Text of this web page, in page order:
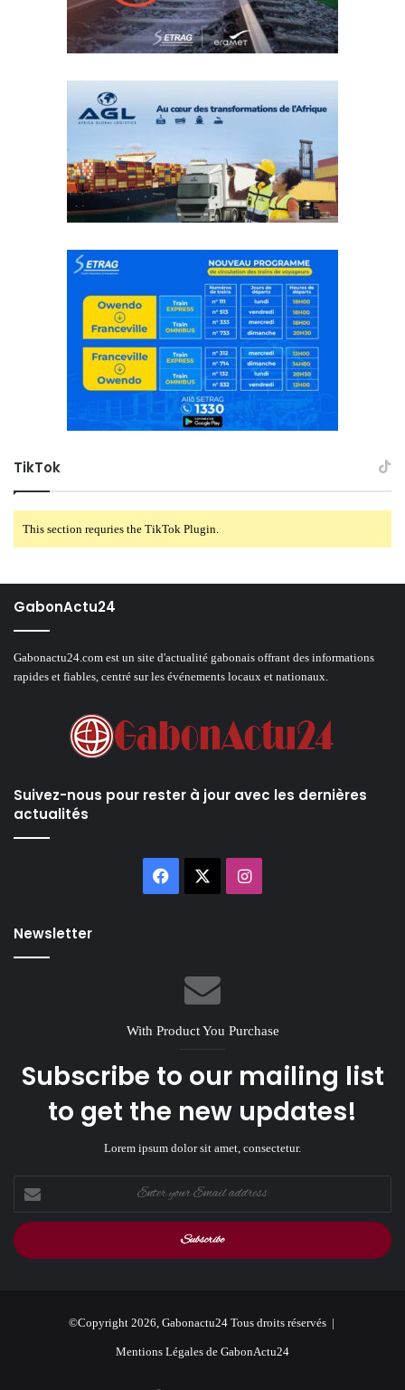
TikTok
This section requries the TikTok Plugin.
GabonActu24
Gabonactu24.com est un site d'actualité gabonais offrant des informations
rapides et fiables, centré sur les événements locaux et nationaux.
Suivez-nous pour rester à jour avec les dernières
actualités
Facebook Instagram
Newsletter
With Product You Purchase
Subscribe to our mailing list
to get the new updates!
Lorem ipsum dolor sit amet, consectetur.
your
Email
address
©Copyright 2026, Gabonactu24 Tous droits réservés |
Mentions Légales de GabonActu24